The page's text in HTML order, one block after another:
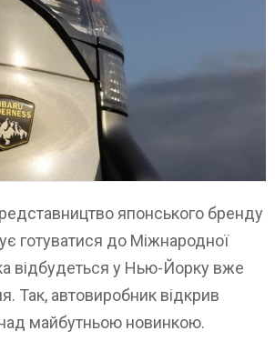
японського бренду
готуватися до Міжнародної
відбудеться у Нью-Йорку вже
Так, автовиробник відкрив
над майбутньою новинкою.